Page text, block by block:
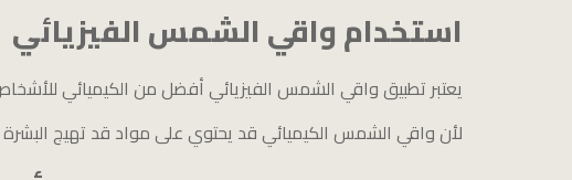
استخدام واقي الشمس الفيزيائي
يعتبر تطبيق واقي الشمس الفيزيائي أفضل من الكيميائي
لأن واقي الشمس الكيميائي قد يحتوي على مواد قد تهيج